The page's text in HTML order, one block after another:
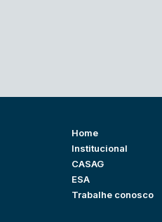
Home
Institucional
CASAG
ESA
Trabalhe conosco